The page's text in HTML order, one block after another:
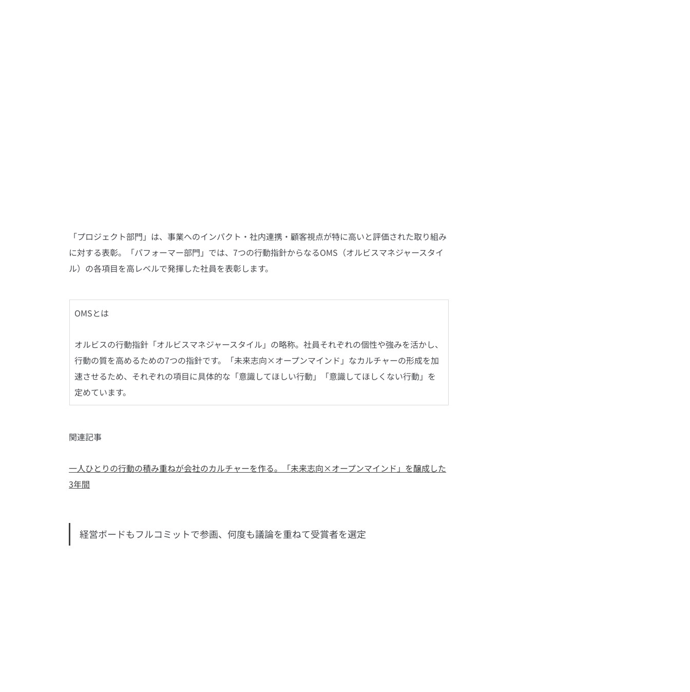
「プロジェクト部門」は、事業へのインパクト・社内連携・顧客視点が特に高いと評価された取り組み
に対する表彰。「パフォーマー部門」では、7つの行動指針からなるOMS（オルビスマネジャースタイ
ル）の各項目を高レベルで発揮した社員を表彰します。
OMSとは
オルビスの行動指針「オルビスマネジャースタイル」の略称。社員それぞれの個性や強みを活かし、
行動の質を高めるための7つの指針です。「未来志向×オープンマインド」なカルチャーの形成を加
速させるため、それぞれの項目に具体的な「意識してほしい行動」「意識してほしくない行動」を
定めています。
関連記事
一人ひとりの行動の積み重ねが会社のカルチャーを作る。「未来志向×オープンマインド」を醸成した
3年間
経営ボードもフルコミットで参画、何度も議論を重ねて受賞者を選定